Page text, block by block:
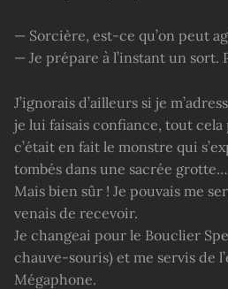
— Sorcière, est-ce qu’on peut
— Je prépare à l’instant un sort.
J’ignorais d’ailleurs si je
je lui faisais confiance, tout cela
c’était en fait le monstre qui
tombés dans une sacrée grotte…
Mais bien sûr ! Je pouvais me
venais de recevoir.
Je changeai pour le Bouclier
chauve-souris) et me servis de
Mégaphone.